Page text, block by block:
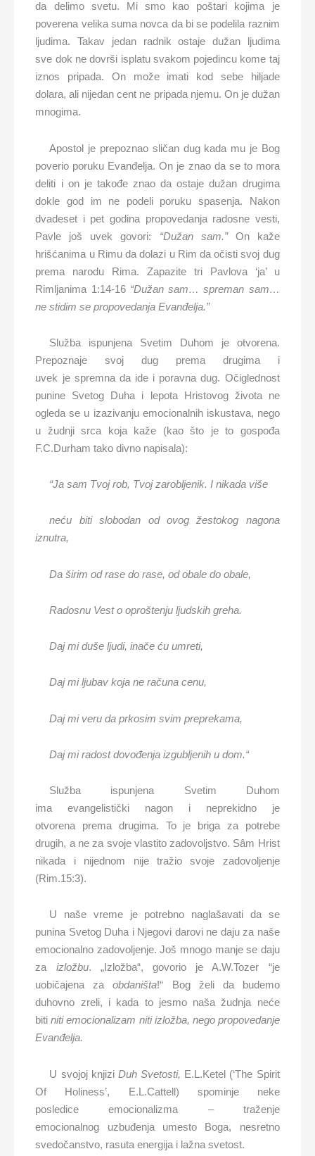
da delimo svetu. Mi smo kao poštari kojima je
poverena velika suma novca da bi se podelila raznim
ljudima. Takav jedan radnik ostaje dužan ljudima
sve dok ne dovrši isplatu svakom pojedincu kome taj
iznos pripada. On može imati kod sebe hiljade
dolara, ali nijedan cent ne pripada njemu. On je dužan
mnogima.
Apostol je prepoznao sličan dug kada mu je Bog
poverio poruku Evanđelja. On je znao da se to mora
deliti i on je takođe znao da ostaje dužan drugima
dokle god im ne podeli poruku spasenja. Nakon
dvadeset i pet godina propovedanja radosne vesti,
Pavle još uvek govori: “Dužansam.”On kaže
hrišćanima u Rimu da dolazi u Rim da očisti svoj dug
prema narodu Rima. Zapazite tri Pavlova ‘ja’ u
Rimljanima 1:14-16 “Dužansam… spreman sam…
ne stidimsepropovedanjaEvanđelja.”
Služba ispunjena Svetim Duhom je otvorena.
Prepoznaje svoj dug prema drugima i
uvek je spremna da ide i poravna dug. Očiglednost
punine Svetog Duha i lepota Hristovog života ne
ogleda se u izazivanju emocionalnih iskustava, nego
u žudnji srca koja kaže (kao što je to gospođa
F.C.Durham tako divno napisala):
“Ja sam Tvoj rob, Tvoj zarobljenik. I nikada više
neću biti slobodan od ovogžestokog nagona
iznutra,
Da širim od rase do rase, od obale do obale,
Radosnu Vest o oproštenju ljudskih greha.
Daj mi duše ljudi, inače ću umreti,
Daj mi ljubav koja ne računa cenu,
Daj mi veru da prkosim svim preprekama,
Daj mi radostdovođenja izgubljenih u dom.“
Služba ispunjena Svetim Duhom
ima evangelistički nagon i neprekidno je
otvorena prema drugima. To je briga za potrebe
drugih, a ne za svoje vlastito zadovoljstvo. Sâm Hrist
nikada i nijednom nije tražio svoje zadovoljenje
(Rim.15:3).
U naše vreme je potrebno naglašavati da se
punina Svetog Duha i Njegovi darovi ne daju za naše
emocionalno zadovoljenje. Još mnogo manje se daju
za izložbu. „Izložba“, govorio je A.W.Tozer “je
uobičajena zaobdaništa!“ Bog želi da budemo
duhovno zreli, i kada to jesmo naša žudnja neće
bitiniti emocionalizam nitiizložba, nego propovedanje
Evanđelja.
U svojoj knjizi Duh Svetosti, E.L.Ketel (‘The Spirit
Of Holiness’, E.L.Cattell) spominje neke
posledice emocionalizma – traženje
emocionalnog uzbuđenja umesto Boga, nesretno
svedočanstvo, rasuta energija i lažna svetost.